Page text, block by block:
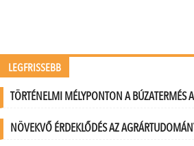
LEGFRISSEBB
TÖRTÉNELMI MÉLYPONTON A BÚZATERMÉS
NÖVEKVŐ ÉRDEKLŐDÉS AZ